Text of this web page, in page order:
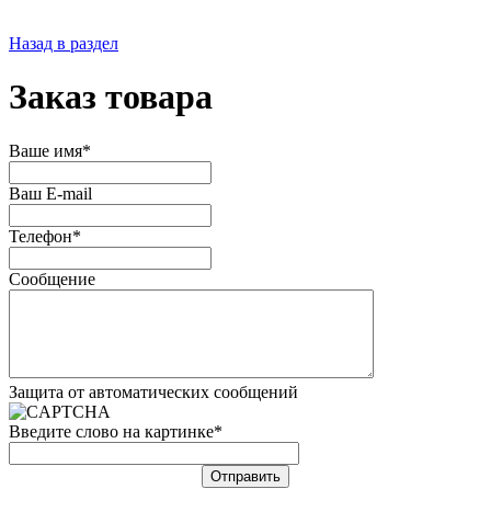
Назад в раздел
Заказ товара
Ваше имя*
Ваш E-mail
Телефон*
Сообщение
Защита от автоматических сообщений
Введите слово на картинке*